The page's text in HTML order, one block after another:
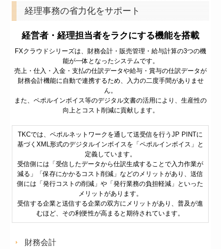
経理事務の省力化をサポート
経営者・経理担当者をラクにする機能を搭載
FXクラウドシリーズは、財務会計・販売管理・給与計算の3つの機
能が一体となったシステムです。
売上・仕入・入金・支払の仕訳データや給与・賞与の仕訳データが
財務会計機能に自動で連携するため、入力の二度手間がありませ
ん。
また、ペポルインボイス等のデジタル文書の活用により、生産性の
向上とコスト削減に貢献します。
TKCでは、ペポルネットワークを通して送受信を行うJP PINTに
基づくXML形式のデジタルインボイスを「ペポルインボイス」と
定義しています。
受信側には「受信したデータから仕訳生成することで入力作業が
減る」「保存にかかるコスト削減」などのメリットがあり、送信
側には「発行コストの削減」や「発行業務の負担軽減」といった
メリットがあります。
受信する企業と送信する企業の双方にメリットがあり、普及が進
むほど、その利便性が高まると期待されています。
財務会計